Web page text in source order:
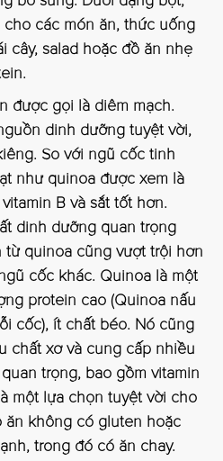
các món ăn, thức uống
cây, salad hoặc đồ ăn nhẹ
được gọi là diêm mạch.
dinh dưỡng tuyệt vời,
So với ngũ cốc tinh
như quinoa được xem là
B và sắt tốt hơn.
dinh dưỡng quan trọng
từ quinoa cũng vượt trội hơn
cốc khác. Quinoa là một
protein cao (Quinoa nấu
cốc), ít chất béo. Nó cũng
chất xơ và cung cấp nhiều
trọng, bao gồm vitamin
một lựa chọn tuyệt vời cho
không có gluten hoặc
trong đó có ăn chay.